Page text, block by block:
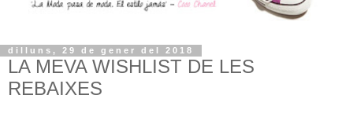
dilluns, 29 de gener del 2018
LA MEVA WISHLIST DE LES
REBAIXES